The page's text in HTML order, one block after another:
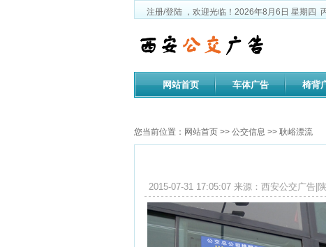
注册/登陆 ，欢迎光临！ 2026年8月6日 星期四
网站首页 车体广告 椅背
您当前位置： 网站首页 >> 公交信息 >> 耿峪漂流
2015-07-31 17:05:07 来源：西安公交广告|